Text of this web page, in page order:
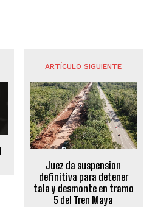
ARTÍCULO SIGUIENTE
Juez da suspension
definitiva para detener
tala y desmonte en tramo
5 del Tren Maya